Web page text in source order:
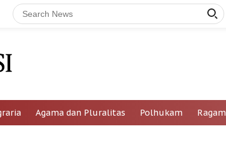
Agama dan Pluralitas Polhukam Ragam